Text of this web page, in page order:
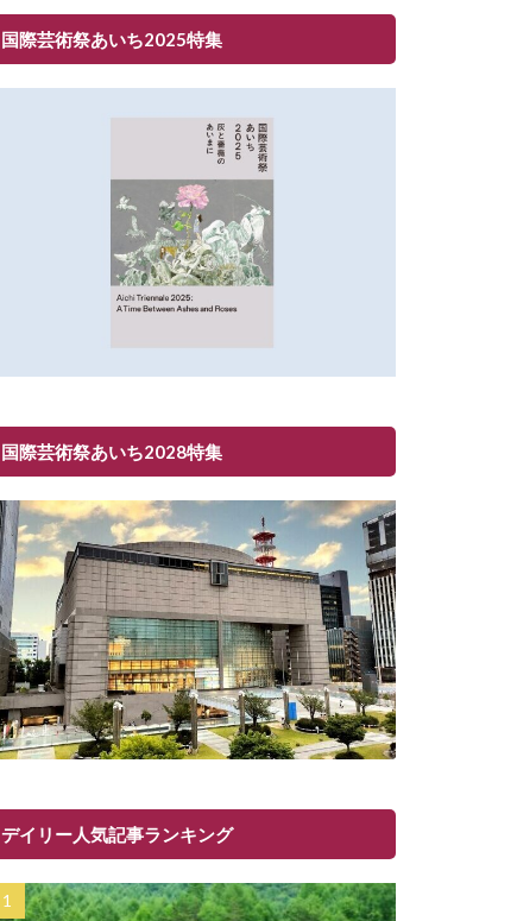
国際芸術祭あいち2025特集
国際芸術祭あいち2028特集
デイリー人気記事ランキング